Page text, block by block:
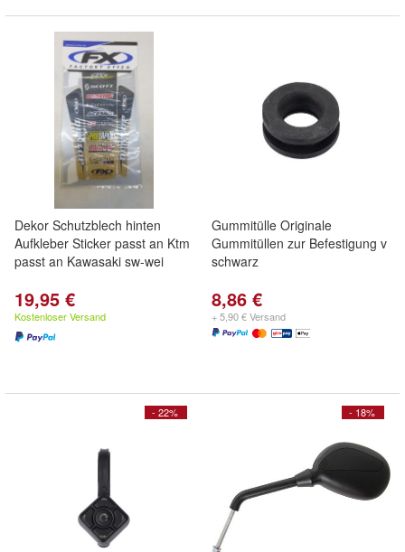
Dekor Schutzblech hinten
Aufkleber Sticker passt an Ktm
passt an Kawasaki sw-wei
19,95 €
Kostenloser Versand
Gummitülle Originale
Gummitüllen zur Befestigung v
schwarz
8,86 €
+ 5,90 € Versand
- 22% - 18%